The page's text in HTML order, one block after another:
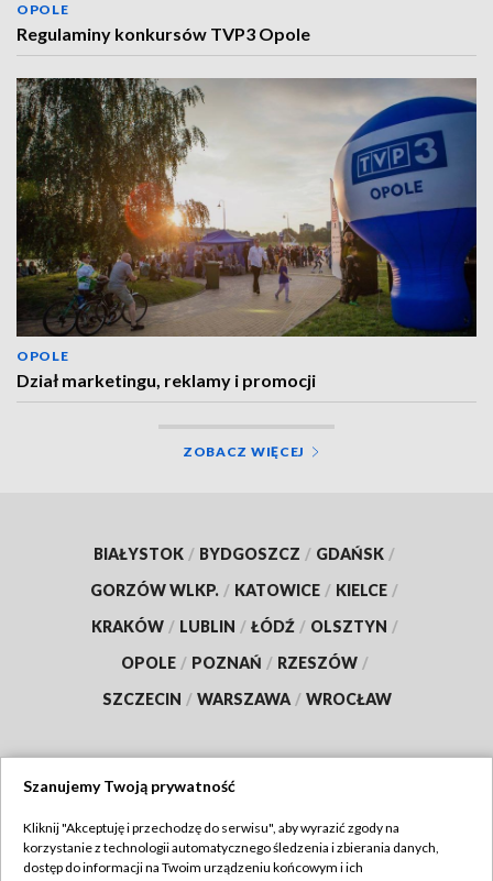
OPOLE
Regulaminy konkursów TVP3 Opole
OPOLE
Dział marketingu, reklamy i promocji
ZOBACZ WIĘCEJ
BIAŁYSTOK / BYDGOSZCZ / GDAŃSK /
GORZÓW WLKP. / KATOWICE / KIELCE /
KRAKÓW / LUBLIN / ŁÓDŹ / OLSZTYN /
OPOLE / POZNAŃ / RZESZÓW /
SZCZECIN / WARSZAWA / WROCŁAW
TVP
Szanujemy Twoją prywatność
Kliknij "Akceptuję i przechodzę do serwisu", aby wyrazić zgody na
korzystanie z technologii automatycznego śledzenia i zbierania danych,
dostęp do informacji na Twoim urządzeniu końcowym i ich